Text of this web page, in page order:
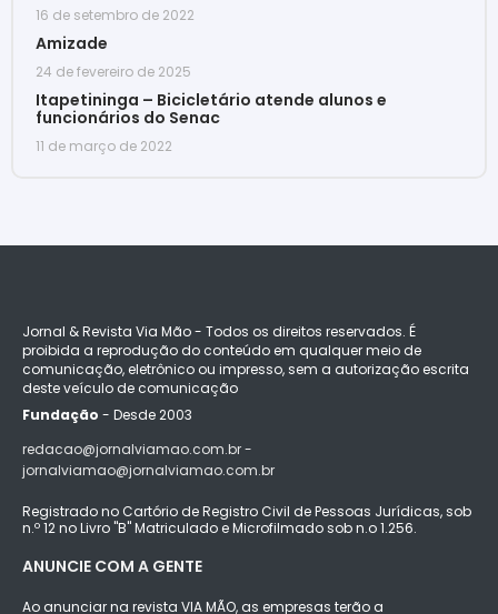
16 de setembro de 2022
Amizade
24 de fevereiro de 2025
Itapetininga – Bicicletário atende alunos e
funcionários do Senac
11 de março de 2022
Jornal & Revista Via Mão - Todos os direitos reservados. É
proibida a reprodução do conteúdo em qualquer meio de
comunicação, eletrônico ou impresso, sem a autorização escrita
deste veículo de comunicação
Fundação - Desde 2003
redacao@jornalviamao.com.br -
jornalviamao@jornalviamao.com.br
Registrado no Cartório de Registro Civil de Pessoas Jurídicas, sob
n.º 12 no Livro "B" Matriculado e Microfilmado sob n.o 1.256.
ANUNCIE COM A GENTE
Ao anunciar na revista VIA MÃO, as empresas terão a